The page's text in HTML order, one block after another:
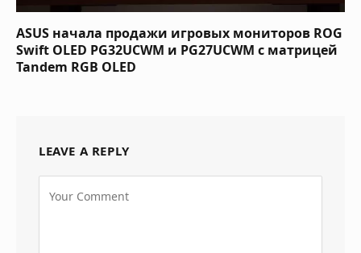
ASUS начала продажи игровых мониторов ROG
Swift OLED PG32UCWM и PG27UCWM с матрицей
Tandem RGB OLED
LEAVE A REPLY